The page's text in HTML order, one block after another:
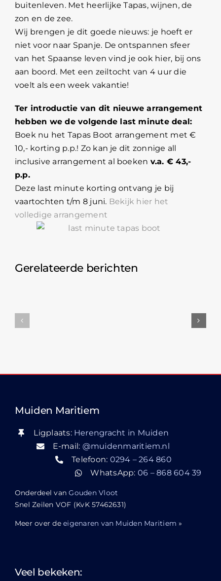
buitenleven. Met heerlijke Tapas, wijnen, de
zon en de zee.
Wij brengen je dit goede nieuws: je hoeft er
niet voor naar Spanje. De ontspannen sfeer
van het Spaanse leven vind je ook hier, bij ons
aan boord. Met een zeiltocht van 4 uur die
voelt als een week vakantie!
Ter introductie van dit nieuwe arrangement
hebben we de volgende last minute deal:
Boek nu het Tapas Boot arrangement met €
10,- korting p.p.! Zo kan je dit zonnige all
inclusive arrangement al boeken v.a. € 43,-
p.p.
Deze last minute korting ontvang je bij
vaartochten t/m 8 juni. Bekijk hier het
volledige arrangement
Gerelateerde berichten
Muiden Maritiem
Ligplaats: Herengracht in Muiden
E-mail: @muidenmaritiem.nl
Telefoon: 0294 – 264 860
WhatsApp: 06 – 868 604 39
Onderdeel vanGouden Vloot
Snel Zeilen VOF (KvK 57462631)
Meer over deeigenaren van Muiden Maritiem »
Veel bekeken: